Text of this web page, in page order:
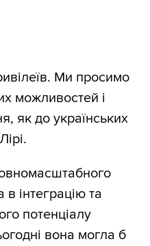
Ми просимо
можливостей і
як до українських
в інтеграцію та
потенціалу
вона могла б